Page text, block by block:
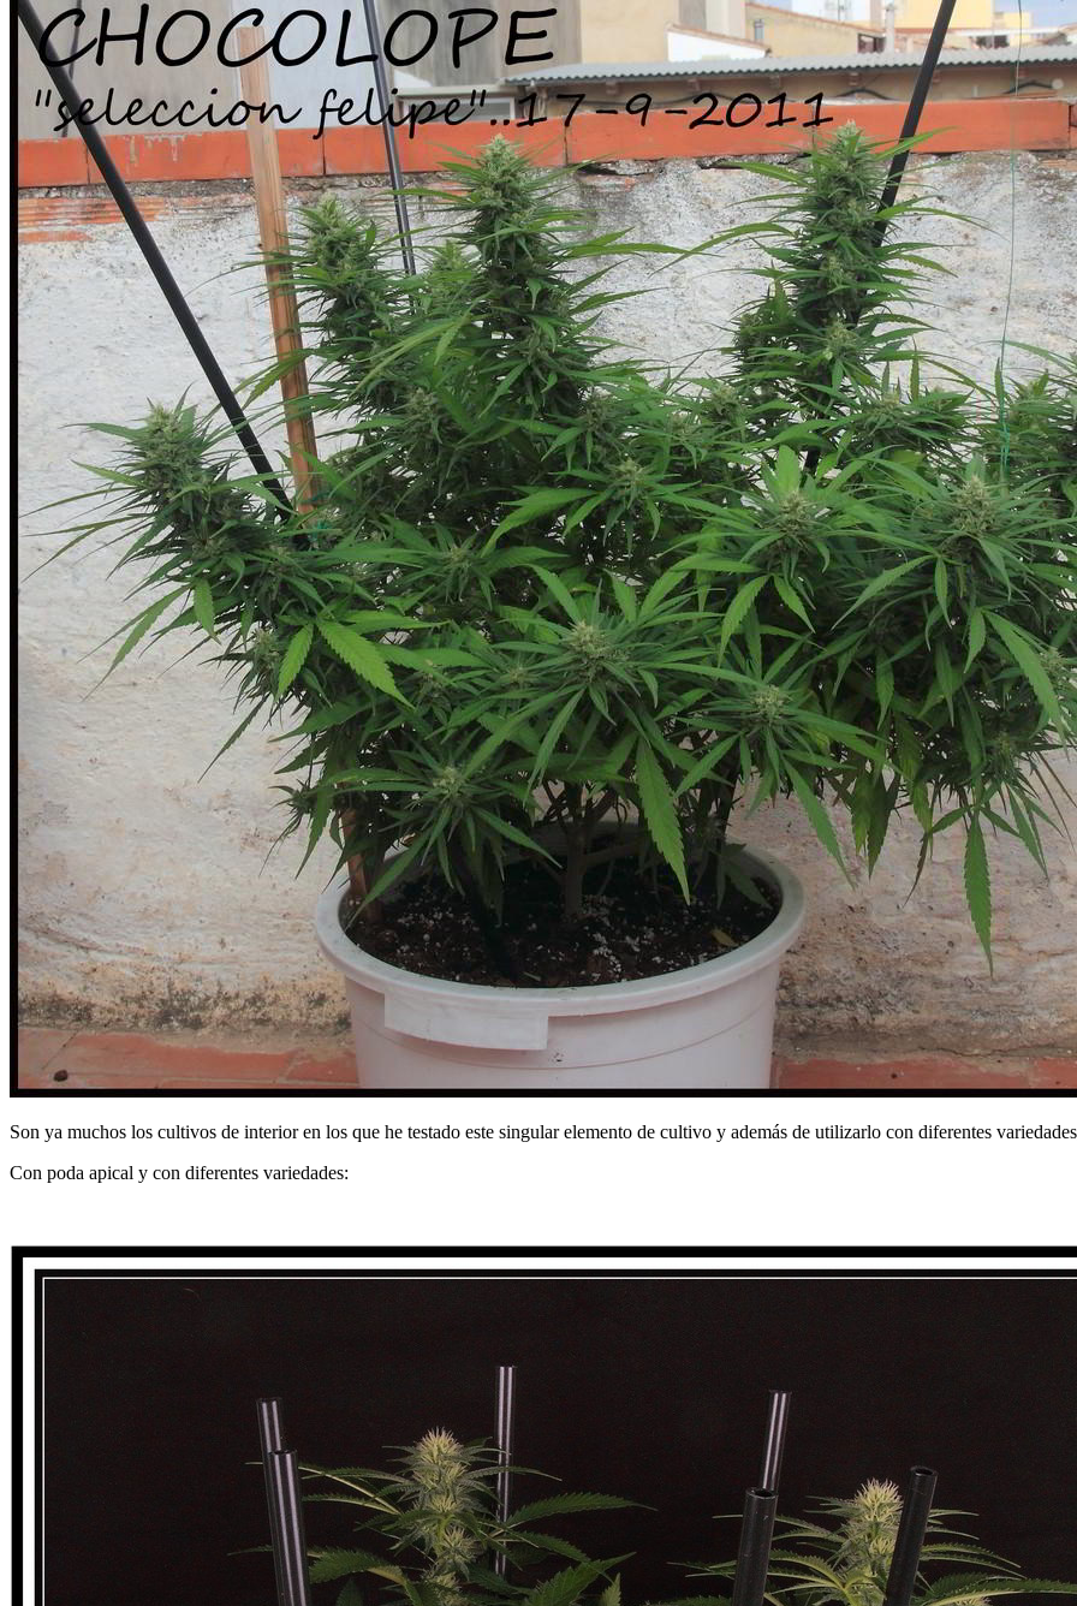
Son ya muchos los cultivos de interior en los que he testado este singular elemento de cultivo y además de utilizarlo con diferentes
Con poda apical y con diferentes variedades: